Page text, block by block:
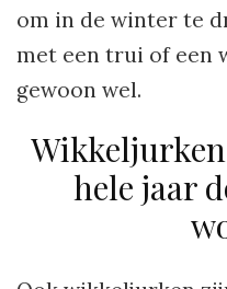
om in de winter te
met een trui of een
gewoon wel.
hele jaar